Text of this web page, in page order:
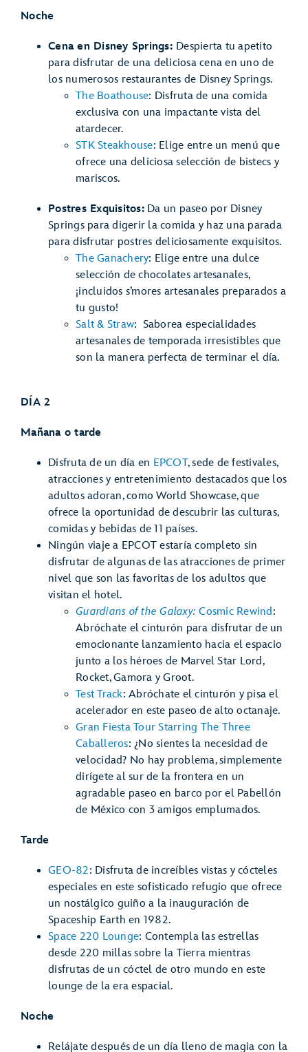
Noche
Cena en Disney Springs: Despierta tu apetito
para disfrutar de una deliciosa cena en uno de
los numerosos restaurantes de Disney Springs.
The Boathouse: Disfruta de una comida
exclusiva con una impactante vista del
atardecer.
STK Steakhouse: Elige entre un menú que
ofrece una deliciosa selección de bistecs y
mariscos.
Postres Exquisitos:Da un paseo por Disney
Springs para digerir la comida y haz una parada
para disfrutar postres deliciosamente exquisitos.
The Ganachery: Elige entre una dulce
selección de chocolates artesanales,
¡incluidos s’mores artesanales preparados a
tu gusto!
Salt & Straw: Saborea especialidades
artesanales de temporada irresistibles que
son la manera perfecta de terminar el día.
DÍA 2
Mañana o tarde
Disfruta de un día en EPCOT, sede de festivales,
atracciones y entretenimiento destacados que los
adultos adoran, como World Showcase, que
ofrece la oportunidad de descubrir las culturas,
comidas y bebidas de 11 países.
Ningún viaje a EPCOT estaría completo sin
disfrutar de algunas de las atracciones de primer
nivel que son las favoritas de los adultos que
visitan el hotel.
Guardians of the Galaxy: Cosmic Rewind:
Abróchate el cinturón para disfrutar de un
emocionante lanzamiento hacia el espacio
junto a los héroes de Marvel Star Lord,
Rocket, Gamora y Groot.
Test Track: Abróchate el cinturón y pisa el
acelerador en este paseo de alto octanaje.
Gran Fiesta Tour Starring The Three
Caballeros: ¿No sientes la necesidad de
velocidad? No hay problema, simplemente
dirígete al sur de la frontera en un
agradable paseo en barco por el Pabellón
de México con 3 amigos emplumados.
Tarde
GEO-82: Disfruta de increíbles vistas y cócteles
especiales en este sofisticado refugio que ofrece
un nostálgico guiño a la inauguración de
Spaceship Earth en 1982.
Space 220 Lounge: Contempla las estrellas
desde 220 millas sobre la Tierra mientras
disfrutas de un cóctel de otro mundo en este
lounge de la era espacial.
Noche
Relájate después de un día lleno de magia con la